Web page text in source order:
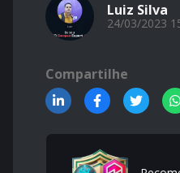
Luiz Silva
24/03/2023
Compartilhe